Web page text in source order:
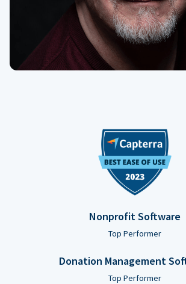
Nonprofit Software
Top Performer
Donation Management
Top Performer